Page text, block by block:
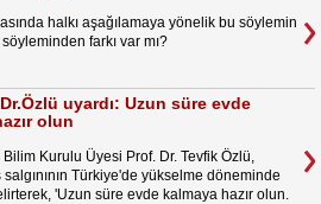
halkı aşağılamaya yönelik bu söylemin
farkı var mı?
uyardı: Uzun süre evde
olun
Kurulu Üyesi Prof. Dr. Tevfik Özlü,
Türkiye'de yükselme döneminde
'Uzun süre evde kalmaya hazır olun.